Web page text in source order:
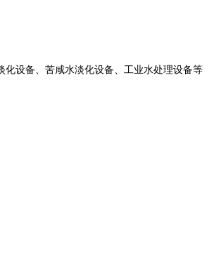
设备、苦咸水淡化设备、工业水处理设备等